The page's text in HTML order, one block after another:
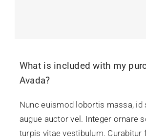
What is included with my
Avada?
Nunc euismod lobortis massa, id
augue auctor vel. Integer ornare
turpis vitae vestibulum. Curabitur